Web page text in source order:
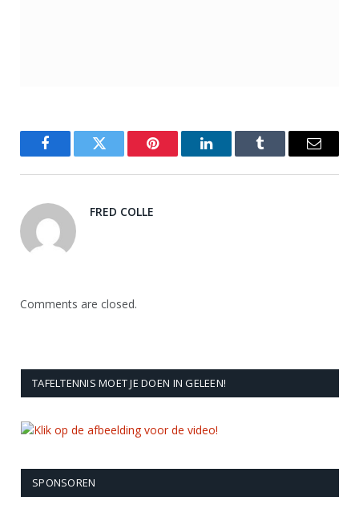
FacebookTwitter Pinterest LinkedInTumblr Email
FRED COLLE
Comments are closed.
TAFELTENNIS MOET JE DOEN IN GELEEN!
SPONSOREN